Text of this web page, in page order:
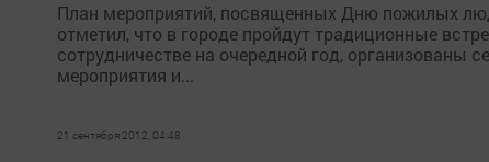
План мероприятий, посвященных Дню пожилых
отметил, что в городе пройдут традиционные
сотрудничестве на очередной год, организованы
мероприятия и...
21 сентября 2012, 04:48